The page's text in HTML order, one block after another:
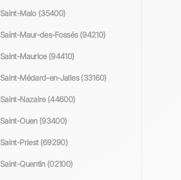
Saint-Malo (35400)
Saint-Maur-des-Fossés (94210)
Saint-Maurice (94410)
Saint-Médard-en-Jalles (33160)
Saint-Nazaire (44600)
Saint-Ouen (93400)
Saint-Priest (69290)
Saint-Quentin (02100)